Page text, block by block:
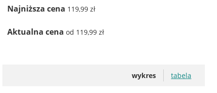
Najniższa cena 119,99 zł
Aktualna cena od 119,99 zł
wykres tabela